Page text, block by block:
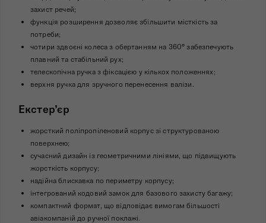
захист речей;
функція розширення дозволяє збільшити місткість за
потреби;
чотири здвоєні колеса з обертанням на 360° забезпечують
плавний та стабільний рух;
телескопічна ручка з фіксацією у кількох положеннях;
верхня ручка для зручного перенесення валізи.
Екстер’єр
жорсткий поліпропіленовий корпус зі структурованою
поверхнею;
сучасний дизайн із геометричними лініями, що підвищують
жорсткість корпусу;
надійна блискавка по периметру корпусу;
інтегрований кодовий замок для базового захисту багажу;
компактний формат, що відповідає вимогам більшості
авіакомпаній до ручної поклажі.